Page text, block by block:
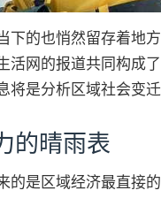
下的也悄然留存着地
活网的报道共同构成
将是分析区域社会变
的晴雨表
的是区域经济最直接